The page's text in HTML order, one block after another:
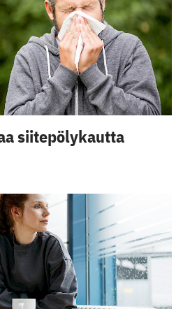
siitepölykautta